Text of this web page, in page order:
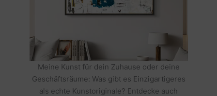
Meine Kunst für dein Zuhause oder deine
Geschäftsräume: Was gibt es Einzigartigeres
als echte Kunstoriginale? Entdecke auch